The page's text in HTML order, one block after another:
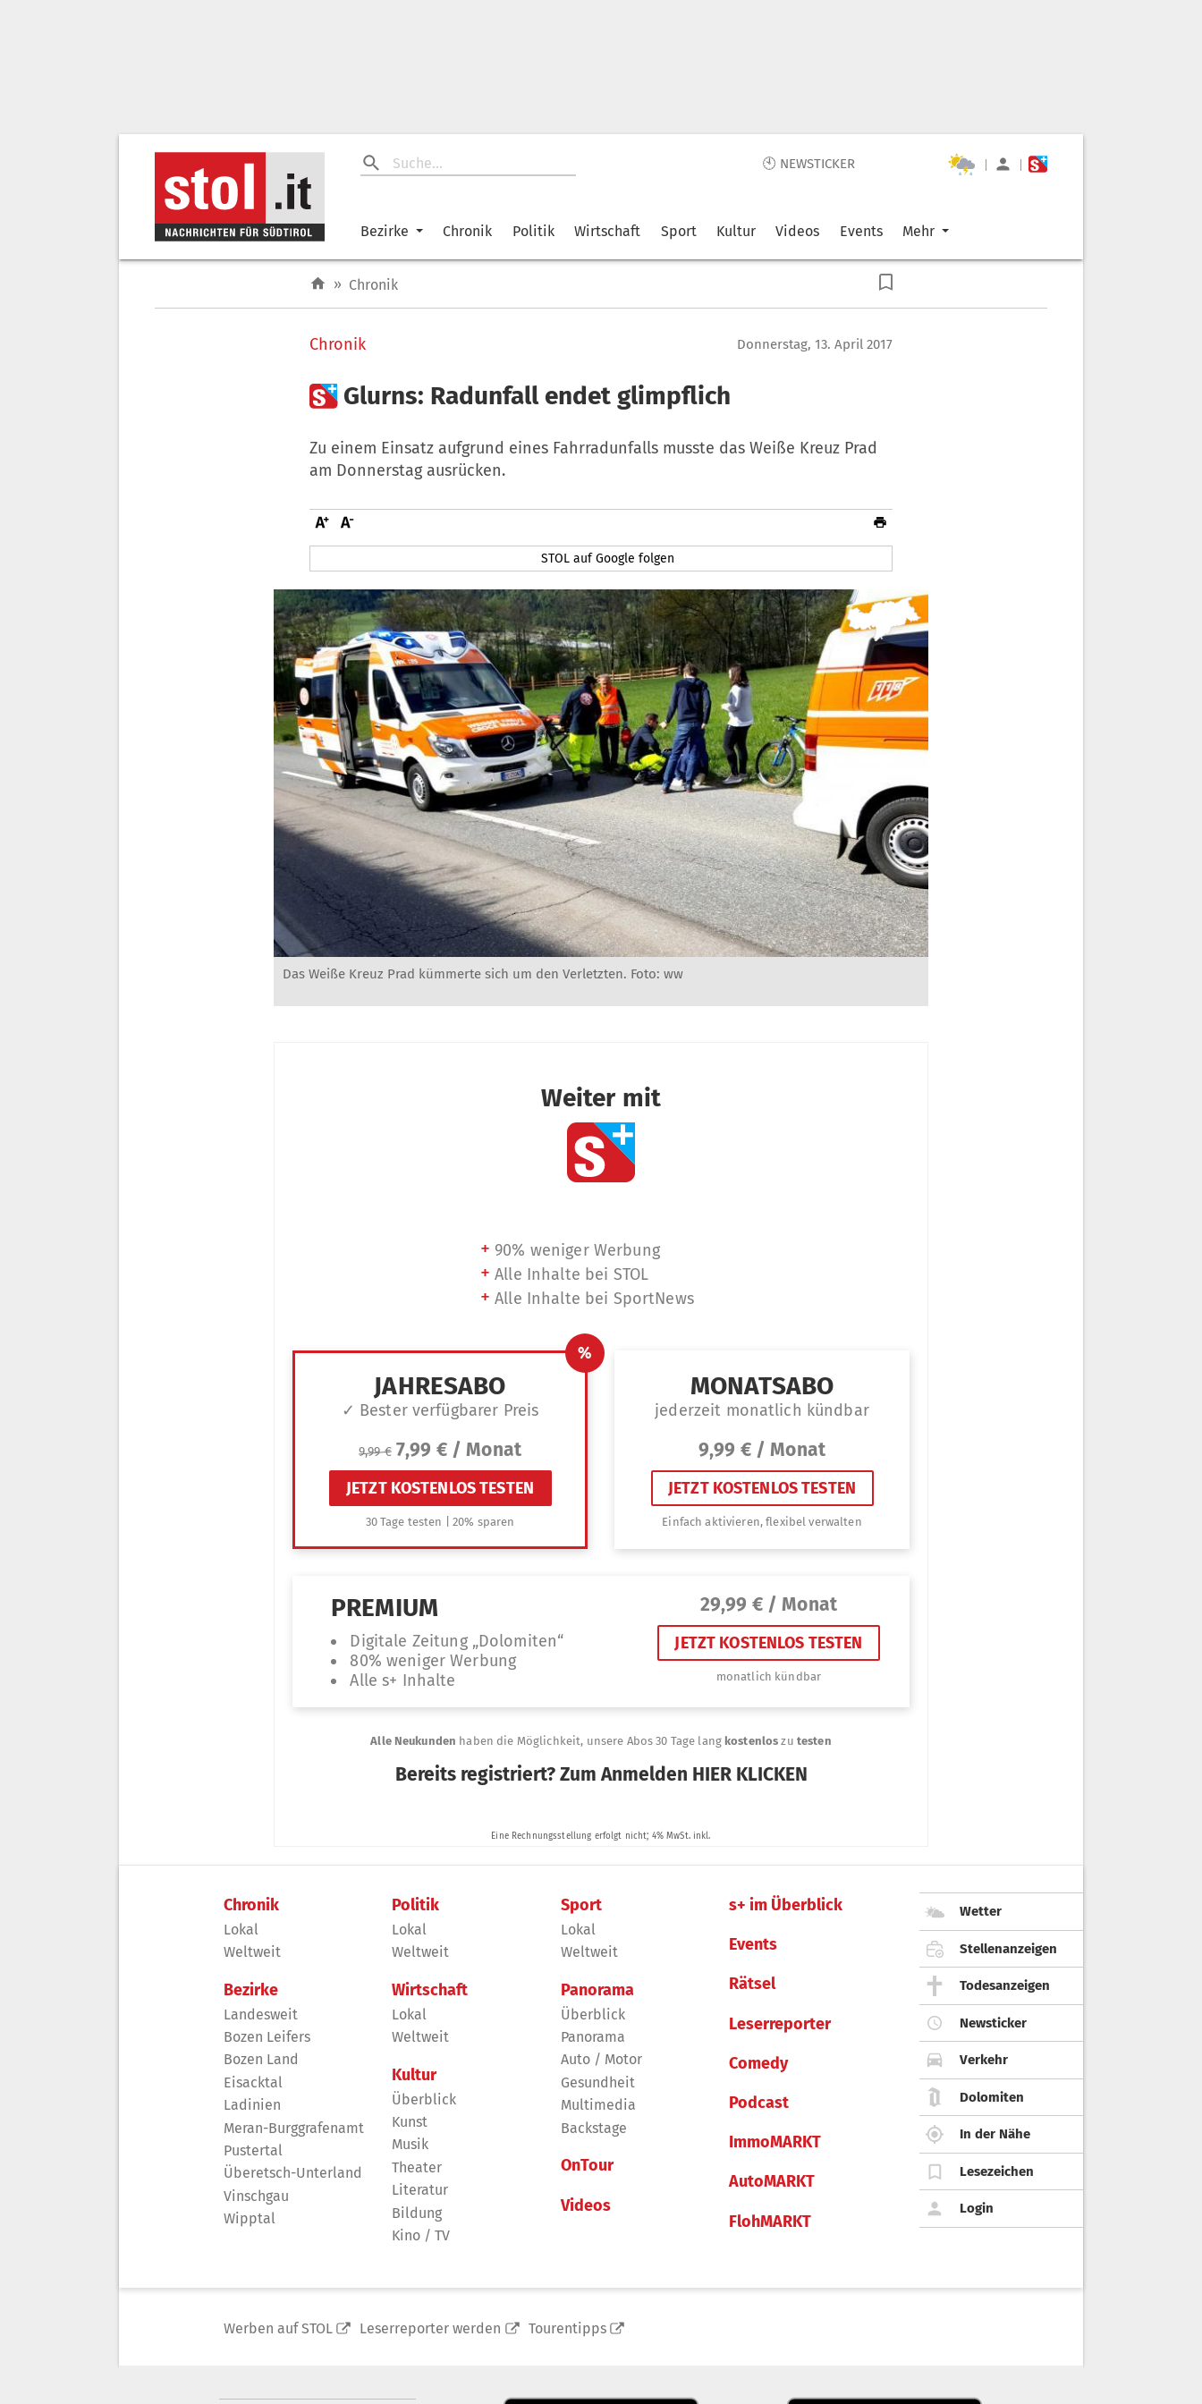
🕙 NEWSTICKER | |
Bezirke Chronik Politik Wirtschaft Sport Kultur Videos Events Mehr
» Chronik
Chronik Donnerstag, 13. April 2017
 Glurns: Radunfall endet glimpflich
Zu einem Einsatz aufgrund eines Fahrradunfalls musste das Weiße Kreuz Prad
am Donnerstag ausrücken.
STOL auf Google folgen
Das Weiße Kreuz Prad kümmerte sich um den Verletzten. Foto: ww
Chronik
Lokal
Weltweit
Bezirke
Landesweit
Bozen Leifers
Bozen Land
Eisacktal
Ladinien
Meran-Burggrafenamt
Pustertal
Überetsch-Unterland
Vinschgau
Wipptal
Politik
Lokal
Weltweit
Wirtschaft
Lokal
Weltweit
Kultur
Überblick
Kunst
Musik
Theater
Literatur
Bildung
Kino / TV
Sport
Lokal
Weltweit
Panorama
Überblick
Panorama
Auto / Motor
Gesundheit
Multimedia
Backstage
OnTour
Videos
s+ im Überblick
Events
Rätsel
Leserreporter
Comedy
Podcast
ImmoMARKT
AutoMARKT
FlohMARKT
Wetter
Stellenanzeigen
Todesanzeigen
Newsticker
Verkehr
Dolomiten
In der Nähe
Lesezeichen
Login
Werben auf STOL Leserreporter werden Tourentipps